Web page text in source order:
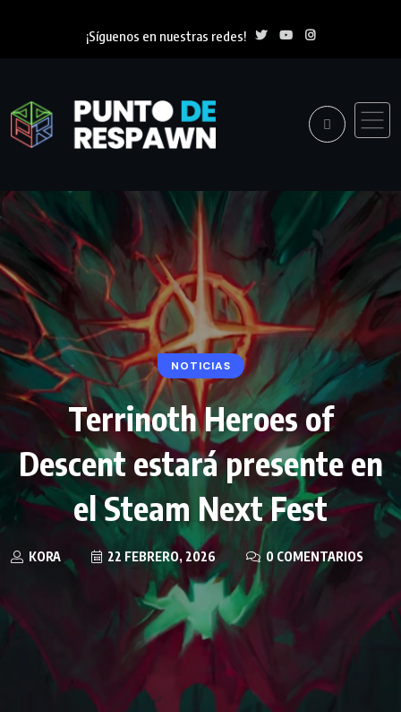
¡Síguenos en nuestras redes!
NOTICIAS
Terrinoth Heroes of
Descent estará presente en
el Steam Next Fest
KORA 22 FEBRERO, 2026 0 COMENTARIOS